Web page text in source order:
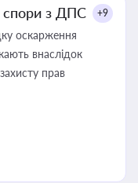
спори з ДПС +9
оскарження
внаслідок
прав